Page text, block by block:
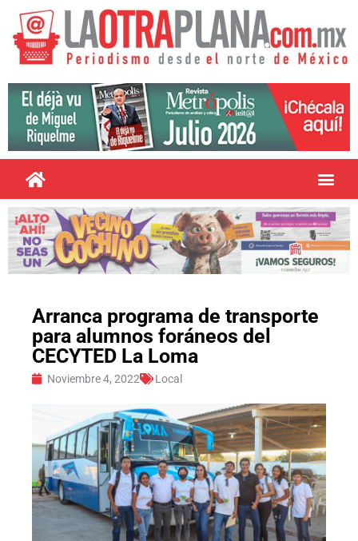
Arranca programa de transporte
para alumnos foráneos del
CECYTED La Loma
Noviembre 4, 2022 Local